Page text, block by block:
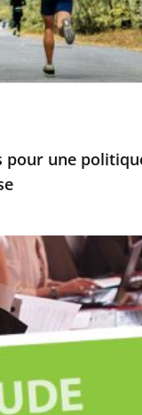
pour une